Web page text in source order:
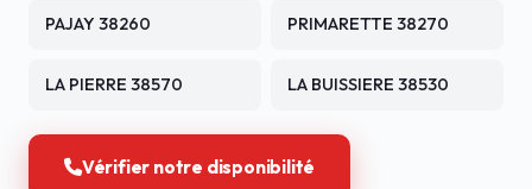
PAJAY 38260 PRIMARETTE 38270
LA PIERRE 38570 LA BUISSIERE 38530
Vérifier notre disponibilité